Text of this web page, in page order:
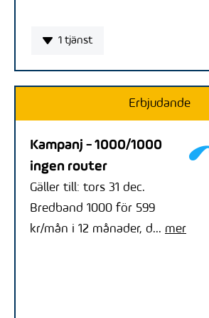
1 tjänst
Erbjudande
Kampanj - 1000/1000
ingen router
Gäller till: tors 31 dec.
Bredband 1000 för 599
kr/mån i 12 månader, d... mer